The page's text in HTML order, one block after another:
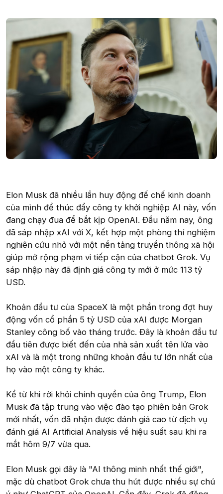
Elon Musk đã nhiều lần huy động đế chế kinh doanh
của mình để thúc đẩy công ty khởi nghiệp AI này, vốn
đang chạy đua để bắt kịp OpenAI. Đầu năm nay, ông
đã sáp nhập xAI với X, kết hợp một phòng thí nghiệm
nghiên cứu nhỏ với một nền tảng truyền thông xã hội
giúp mở rộng phạm vi tiếp cận của chatbot Grok. Vụ
sáp nhập này đã định giá công ty mới ở mức 113 tỷ
USD.
Khoản đầu tư của SpaceX là một phần trong đợt huy
động vốn cổ phần 5 tỷ USD của xAI được Morgan
Stanley công bố vào tháng trước. Đây là khoản đầu tư
đầu tiên được biết đến của nhà sản xuất tên lửa vào
xAI và là một trong những khoản đầu tư lớn nhất của
họ vào một công ty khác.
Kể từ khi rời khỏi chính quyền của ông Trump, Elon
Musk đã tập trung vào việc đào tạo phiên bản Grok
mới nhất, vốn đã nhận được đánh giá cao từ dịch vụ
đánh giá AI Artificial Analysis về hiệu suất sau khi ra
mắt hôm 9/7 vừa qua.
Elon Musk gọi đây là "AI thông minh nhất thế giới",
mặc dù chatbot Grok chưa thu hút được nhiều sự chú